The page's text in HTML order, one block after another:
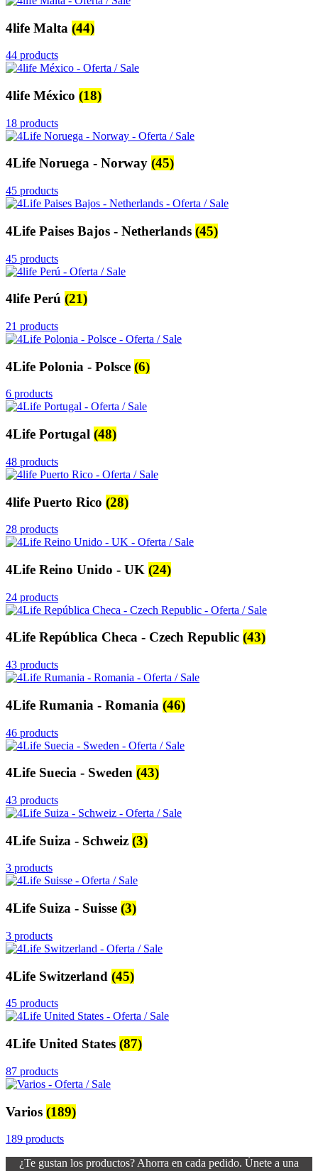
4life Malta (44)
44 products
4life México (18)
18 products
4Life Noruega - Norway (45)
45 products
4Life Paises Bajos - Netherlands (45)
45 products
4life Perú (21)
21 products
4Life Polonia - Polsce (6)
6 products
4Life Portugal (48)
48 products
4life Puerto Rico (28)
28 products
4Life Reino Unido - UK (24)
24 products
4Life República Checa - Czech Republic (43)
43 products
4Life Rumania - Romania (46)
46 products
4Life Suecia - Sweden (43)
43 products
4Life Suiza - Schweiz (3)
3 products
4Life Suiza - Suisse (3)
3 products
4Life Switzerland (45)
45 products
4Life United States (87)
87 products
Varios (189)
189 products
¿Te gustan los productos? Ahorra en cada pedido. Únete a una